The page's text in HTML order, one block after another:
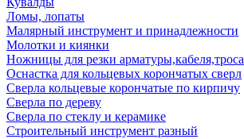
Ломы, лопаты
Малярный инструмент и принадлежности
Молотки и киянки
Ножницы для резки арматуры,кабеля,троса
Оснастка для кольцевых корончатых сверл
Сверла кольцевые корончатые по кирпичу
Сверла по дереву
Сверла по стеклу и керамике
Строительный инструмент разный